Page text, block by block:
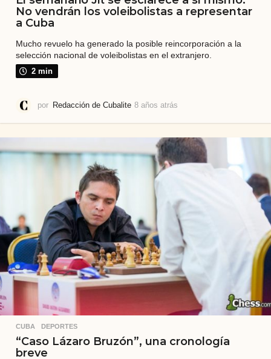
No vendrán los voleibolistas a representar
a Cuba
Mucho revuelo ha generado la posible reincorporación a la
selección nacional de voleibolistas en el extranjero.
2 min
por Redacción de Cubalite 8 años atrás
o
s
a
á
CUBA ,DEPORTES
“Caso Lázaro Bruzón”, una cronología
breve